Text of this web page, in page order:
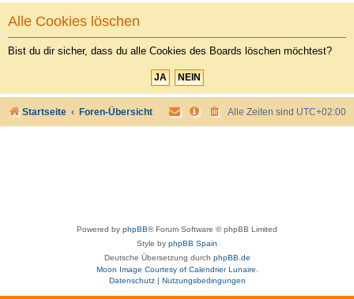
Alle Cookies löschen
Bist du dir sicher, dass du alle Cookies des Boards löschen möchtest?
Startseite Foren-Übersicht Alle Zeiten sind UTC+02:00
Powered by phpBB® Forum Software © phpBB Limited
Style by phpBB Spain
Deutsche Übersetzung durch phpBB.de
Moon Image Courtesy of Calendrier Lunaire.
Datenschutz| Nutzungsbedingungen